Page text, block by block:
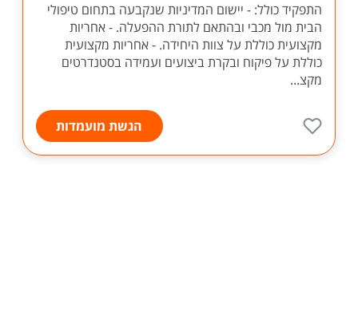
התפקיד כולל: - יישום המדיניות שנקבעה בתחום טיפולי
הבית מול מכבי ובהתאם לתורת ההפעלה. - אחריות
מקצועית כוללת על צוות היחידה. - אחריות מקצועית
כוללת על פיקוח ובקרת ביצועים ועמידה בסטנדרטים
מקצ...
הגשת מועמדות